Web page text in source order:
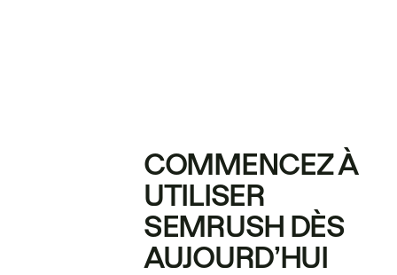
COMMENCEZ À
UTILISER
SEMRUSH DÈS
AUJOURD’HUI